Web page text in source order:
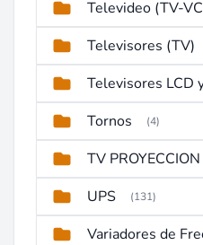
Televisores (TV)
Televisores LCD
Tornos (4)
TV PROYECCION
UPS (131)
Variadores de